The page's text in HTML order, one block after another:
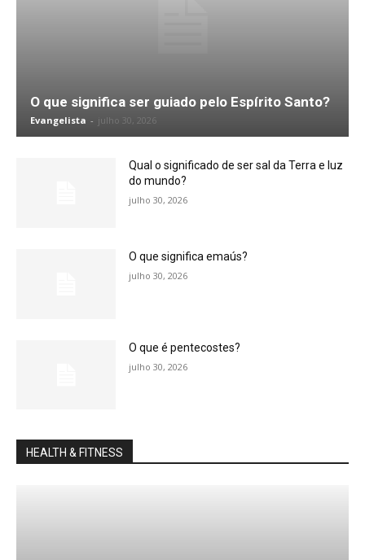
O que significa ser guiado pelo Espírito Santo?
Evangelista - julho 30, 2026
Qual o significado de ser sal da Terra e luz
do mundo?
julho 30, 2026
O que significa emaús?
julho 30, 2026
O que é pentecostes?
julho 30, 2026
HEALTH & FITNESS